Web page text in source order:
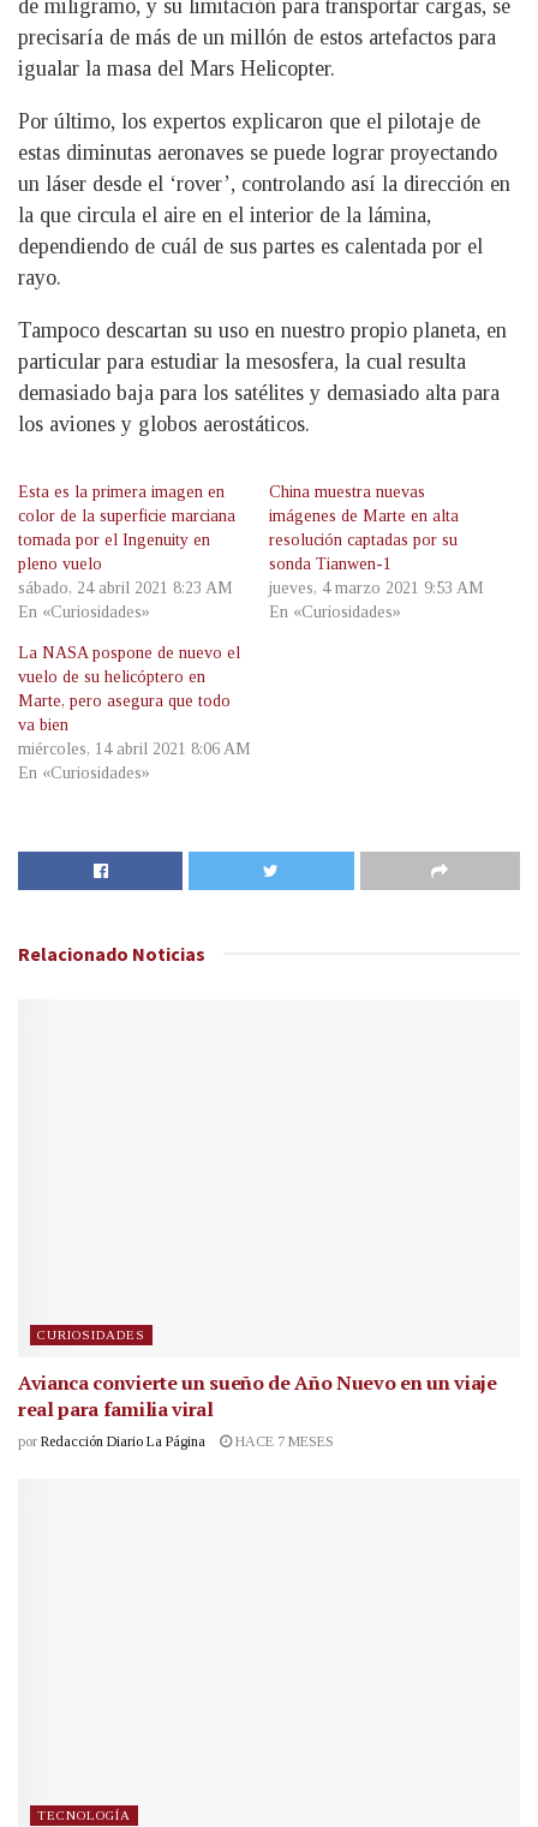
de miligramo, y su limitación para transportar cargas, se
precisaría de más de un millón de estos artefactos para
igualar la masa del Mars Helicopter.
Por último, los expertos explicaron que el pilotaje de
estas diminutas aeronaves se puede lograr proyectando
un láser desde el ‘rover’, controlando así la dirección en
la que circula el aire en el interior de la lámina,
dependiendo de cuál de sus partes es calentada por el
rayo.
Tampoco descartan su uso en nuestro propio planeta, en
particular para estudiar la mesosfera, la cual resulta
demasiado baja para los satélites y demasiado alta para
los aviones y globos aerostáticos.
Esta es la primera imagen en
color de la superficie marciana
tomada por el Ingenuity en
pleno vuelo
sábado, 24 abril 2021 8:23 AM
En «Curiosidades»
China muestra nuevas
imágenes de Marte en alta
resolución captadas por su
sonda Tianwen-1
jueves, 4 marzo 2021 9:53 AM
En «Curiosidades»
La NASA pospone de nuevo el
vuelo de su helicóptero en
Marte, pero asegura que todo
va bien
miércoles, 14 abril 2021 8:06 AM
En «Curiosidades»
Relacionado Noticias
CURIOSIDADES
Avianca convierte un sueño de Año Nuevo en un viaje
real para familia viral
por Redacción Diario La Página HACE 7 MESES
TECNOLOGÍA